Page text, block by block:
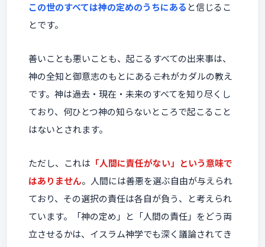
この世のすべては神の定めのうちにある と信じるこ
とです。
善いことも悪いことも、起こるすべての出来事は、
神の全知と御意志のもとにある――これがカダルの教え
です。神は過去・現在・未来のすべてを知り尽くし
ており、何ひとつ神の知らないところで起こること
はないとされます。
ただし、これは 「人間に責任がない」という意味で
はありません。人間には善悪を選ぶ自由が与えられ
ており、その選択の責任は各自が負う、と考えられ
ています。「神の定め」と「人間の責任」をどう両
立させるかは、イスラム神学でも深く議論されてき